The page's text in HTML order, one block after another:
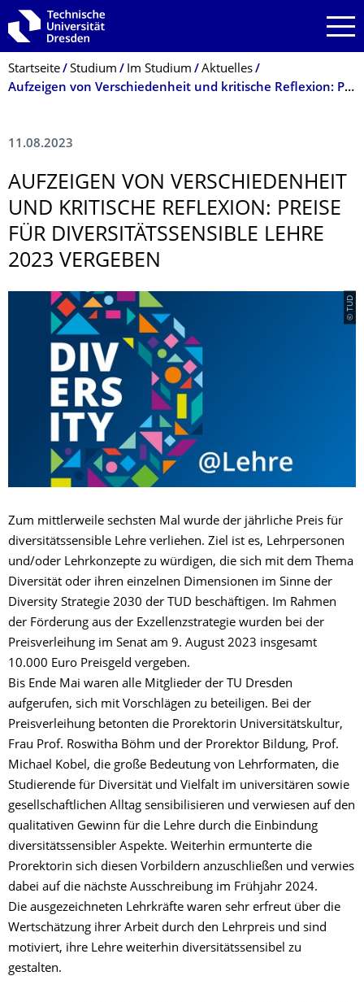
Zur Hauptnavigation springen
Zur Suche springen
Zum Inhalt springen
Breadcrumb-Menü
Startseite Studium Im Studium
Aktuelles
Aufzeigen von Verschiedenheit und kritische Reflexion: Preise für diversitätssensible Lehre 2023 vergeben
11.08.2023
AUFZEIGEN VON VERSCHIEDENHEIT
UND KRITISCHE REFLEXION: PREISE
FÜR DIVERSITÄTSSEN­SIBLE LEHRE
2023 VERGEBEN
© TUD
Zum mittlerweile sechsten Mal wurde der jährliche Preis für
diversitätssensible Lehre verliehen. Ziel ist es, Lehrpersonen
und/oder Lehrkonzepte zu würdigen, die sich mit dem Thema
Diversität oder ihren einzelnen Dimensionen im Sinne der
Diversity Strategie 2030 der TUD beschäftigen. Im Rahmen
der Förderung aus der Exzellenzstrategie wurden bei der
Preisverleihung im Senat am 9. August 2023 insgesamt
10.000 Euro Preisgeld vergeben.
Bis Ende Mai waren alle Mitglieder der TU Dresden
aufgerufen, sich mit Vorschlägen zu beteiligen. Bei der
Preisverleihung betonten die Prorektorin Universitätskultur,
Frau Prof. Roswitha Böhm und der Prorektor Bildung, Prof.
Michael Kobel, die große Bedeutung von Lehrformaten, die
Studierende für Diversität und Vielfalt im universitären sowie
gesellschaftlichen Alltag sensibilisieren und verwiesen auf den
qualitativen Gewinn für die Lehre durch die Einbindung
diversitätssensibler Aspekte. Weiterhin ermunterte die
Prorektorin sich diesen Vorbildern anzuschließen und verwies
dabei auf die nächste Ausschreibung im Frühjahr 2024.
Die ausgezeichneten Lehrkräfte waren sehr erfreut über die
Wertschätzung ihrer Arbeit durch den Lehrpreis und sind
motiviert, ihre Lehre weiterhin diversitätssensibel zu
gestalten.